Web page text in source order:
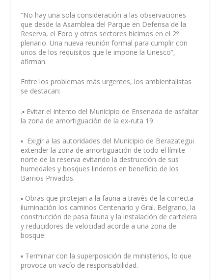
“No hay una sola consideración a las observaciones
que desde la Asamblea del Parque en Defensa de la
Reserva, el Foro y otros sectores hicimos en el 2º
plenario. Una nueva reunión formal para cumplir con
unos de los requisitos que le impone la Unesco”,
afirman.
Entre los problemas más urgentes, los ambientalistas
se destacan:
.▪️ Evitar el intento del Municipio de Ensenada de asfaltar
la zona de amortiguación de la ex-ruta 19.
▪️ Exigir a las autoridades del Municipio de Berazategui
extender la zona de amortiguación de todo el límite
norte de la reserva evitando la destrucción de sus
humedales y bosques linderos en beneficio de los
Barrios Privados.
▪️ Obras que protejan a la fauna a través de la correcta
iluminación los caminos Centenario y Gral. Belgrano, la
construcción de pasa fauna y la instalación de cartelera
y reducidores de velocidad acorde a una zona de
bosque.
▪️ Terminar con la superposición de ministerios, lo que
provoca un vacío de responsabilidad.